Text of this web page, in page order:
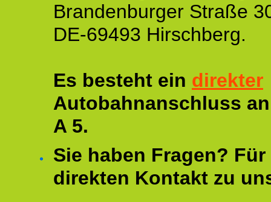
Brandenburger Straße
DE-69493 Hirschberg.
Es besteht ein direkter
Autobahnanschluss
A 5.
Sie haben Fragen?
direkten Kontakt zu